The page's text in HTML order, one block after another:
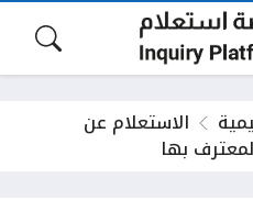
الاستعلام عن
بها